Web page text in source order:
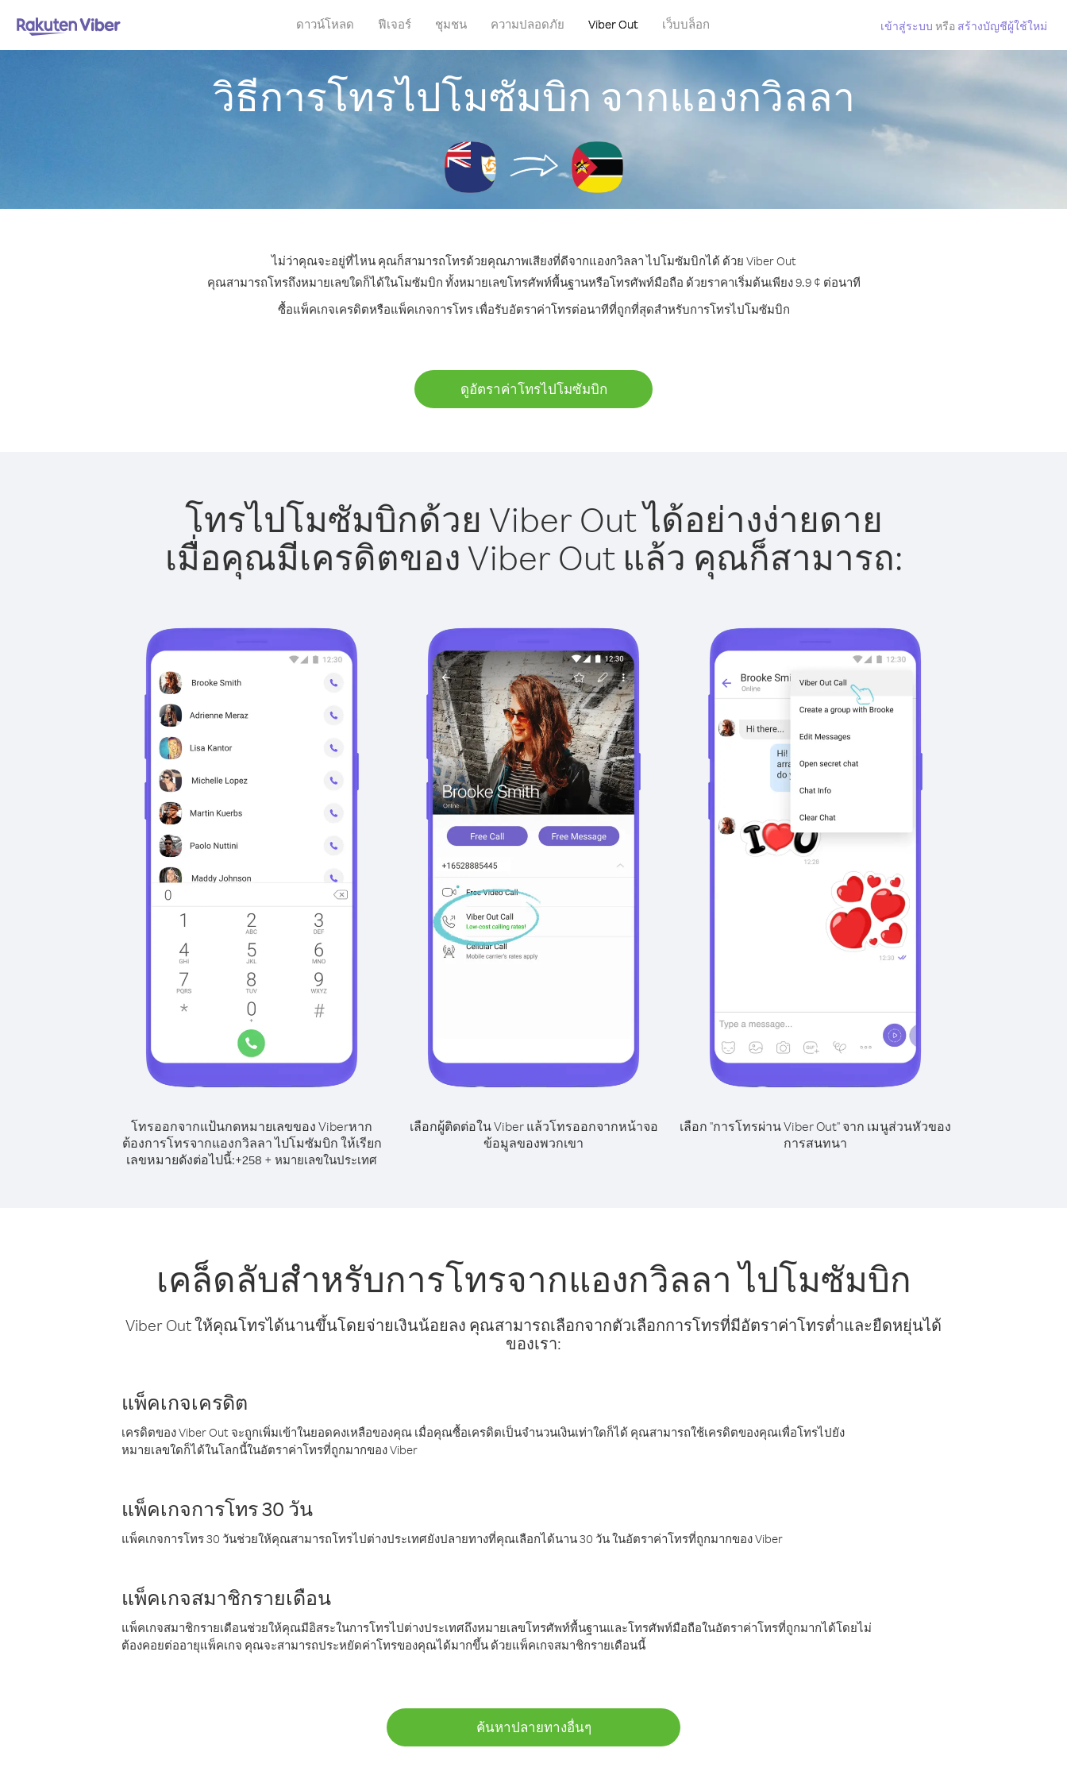
ดาวน์โหลด ฟีเจอร์ ชุมชน ความปลอดภัย Viber Out เว็บบล็อก เข้าสู่ระบบ หรือ สร้างบัญชีผู้ใช้ใหม่
วิธีการโทรไปโมซัมบิก จากแองกวิลลา
ไม่ว่าคุณจะอยู่ที่ไหน คุณก็สามารถโทรด้วยคุณภาพเสียงที่ดีจากแองกวิลลา ไปโมซัมบิกได้ ด้วย Viber Out
คุณสามารถโทรถึงหมายเลขใดก็ได้ในโมซัมบิก ทั้งหมายเลขโทรศัพท์พื้นฐานหรือโทรศัพท์มือถือ ด้วยราคาเริ่มต้นเพียง 9.9 ¢ ต่อนาที
ซื้อแพ็คเกจเครดิตหรือแพ็คเกจการโทร เพื่อรับอัตราค่าโทรต่อนาทีที่ถูกที่สุดสำหรับการโทรไปโมซัมบิก
ดูอัตราค่าโทรไปโมซัมบิก
โทรไปโมซัมบิกด้วย Viber Out ได้อย่างง่ายดาย
เมื่อคุณมีเครดิตของ Viber Out แล้ว คุณก็สามารถ:
โทรออกจากแป้นกดหมายเลขของ Viberหาก
ต้องการโทรจากแองกวิลลา ไปโมซัมบิก ให้เรียก
เลขหมายดังต่อไปนี้:+258 + หมายเลขในประเทศ
เลือกผู้ติดต่อใน Viber แล้วโทรออกจากหน้าจอ
ข้อมูลของพวกเขา
เลือก "การโทรผ่าน Viber Out" จาก เมนูส่วนหัวของ
การสนทนา
เคล็ดลับสำหรับการโทรจากแองกวิลลา ไปโมซัมบิก
Viber Out ให้คุณโทรได้นานขึ้นโดยจ่ายเงินน้อยลง คุณสามารถเลือกจากตัวเลือกการโทรที่มีอัตราค่าโทรต่ำและยืดหยุ่นได้
ของเรา:
แพ็คเกจเครดิต
เครดิตของ Viber Out จะถูกเพิ่มเข้าในยอดคงเหลือของคุณ เมื่อคุณซื้อเครดิตเป็นจำนวนเงินเท่าใดก็ได้ คุณสามารถใช้เครดิตของคุณเพื่อโทรไปยัง
หมายเลขใดก็ได้ในโลกนี้ในอัตราค่าโทรที่ถูกมากของ Viber
แพ็คเกจการโทร 30 วัน
แพ็คเกจการโทร 30 วันช่วยให้คุณสามารถโทรไปต่างประเทศยังปลายทางที่คุณเลือกได้นาน 30 วัน ในอัตราค่าโทรที่ถูกมากของ Viber
แพ็คเกจสมาชิกรายเดือน
แพ็คเกจสมาชิกรายเดือนช่วยให้คุณมีอิสระในการโทรไปต่างประเทศถึงหมายเลขโทรศัพท์พื้นฐานและโทรศัพท์มือถือในอัตราค่าโทรที่ถูกมากได้โดยไม่
ต้องคอยต่ออายุแพ็คเกจ คุณจะสามารถประหยัดค่าโทรของคุณได้มากขึ้น ด้วยแพ็คเกจสมาชิกรายเดือนนี้
ค้นหาปลายทางอื่นๆ